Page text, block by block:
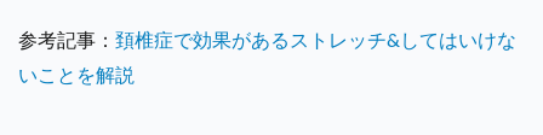
参考記事： 頚椎症で効果があるストレッチ&してはいけな
いことを解説